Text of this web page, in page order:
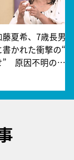
藤夏希、7歳長男
書かれた衝撃の“
” 原因不明の…